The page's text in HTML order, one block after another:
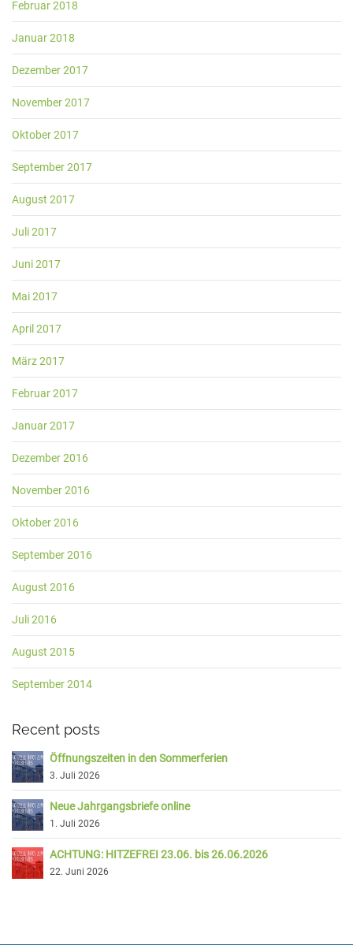
Februar 2018
Januar 2018
Dezember 2017
November 2017
Oktober 2017
September 2017
August 2017
Juli 2017
Juni 2017
Mai 2017
April 2017
März 2017
Februar 2017
Januar 2017
Dezember 2016
November 2016
Oktober 2016
September 2016
August 2016
Juli 2016
August 2015
September 2014
Recent posts
Öffnungszeiten in den Sommerferien
3. Juli 2026
Neue Jahrgangsbriefe online
1. Juli 2026
ACHTUNG: HITZEFREI 23.06. bis 26.06.2026
22. Juni 2026